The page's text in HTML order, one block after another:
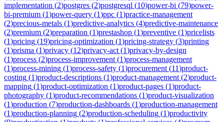
implementation (2)postgres (2)postgresql (10)power-bi (79)power-
bi-premium (1)power-query (1)ppc (1)practice-management
(2)precious-metals (1)predictive-analytics (4)predictive-maintenance
(2)premium (2)preparation (1)prestashop (1)preventive (1)pricelists
(1)pricing (19)pricing-optimization (1)pricing-strategy (3)printing
(1)prisma (1)privacy (12)privacy-act (1)privacy-by-design
(1)process (2)process-improvement (1)process-management
(1)process-mining (1)process-safety (1)procurement (11)product-
costing (1)product-descriptions (1)product-management (2)product-
mapping (1)product-optimization (1)product-pages (1)product-
photography (1)product-recommendations (1)product-visualization
(1)production (7)production-dashboards (1)production-management
(1)production-planning (2)production-scheduling (1)productivity